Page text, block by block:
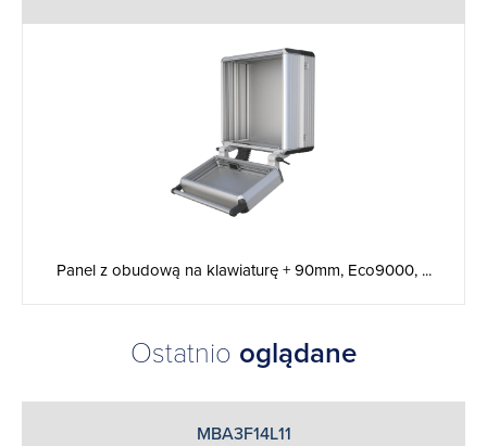
Panel z obudową na klawiaturę + 90mm, Eco9000, ...
Ostatnio oglądane
MBA3F14L11